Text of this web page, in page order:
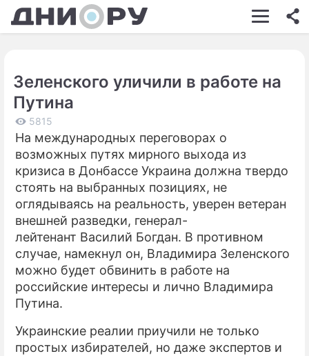
ШОУ-БИЗНЕС
КИНО
ЗДОРОВЬЕ
ЭКОНОМИКА
ПРОИСШЕСТВИЯ
СТИЛЬ ЖИЗНИ
СЕРИАЛЫ
ПРЕСС-РЕЛИЗЫ
Зеленского уличили в работе на
Путина
5815
На международных переговорах о
возможных путях мирного выхода из
кризиса в Донбассе Украина должна твердо
стоять на выбранных позициях, не
оглядываясь на реальность, уверен ветеран
внешней разведки, генерал-
лейтенант Василий Богдан. В противном
случае, намекнул он, Владимира Зеленского
можно будет обвинить в работе на
российские интересы и лично Владимира
Путина.
Украинские реалии приучили не только
простых избирателей, но даже экспертов и